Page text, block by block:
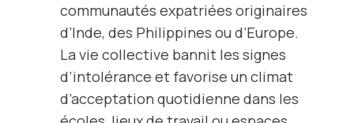
communautés expatriées originaires
d’Inde, des Philippines ou d’Europe.
La vie collective bannit les signes
d’intolérance et favorise un climat
d’acceptation quotidienne dans les